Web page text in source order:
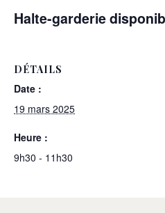
Halte-garderie
DÉTAILS
Date :
19 mars 2025
Heure :
9h30 - 11h30